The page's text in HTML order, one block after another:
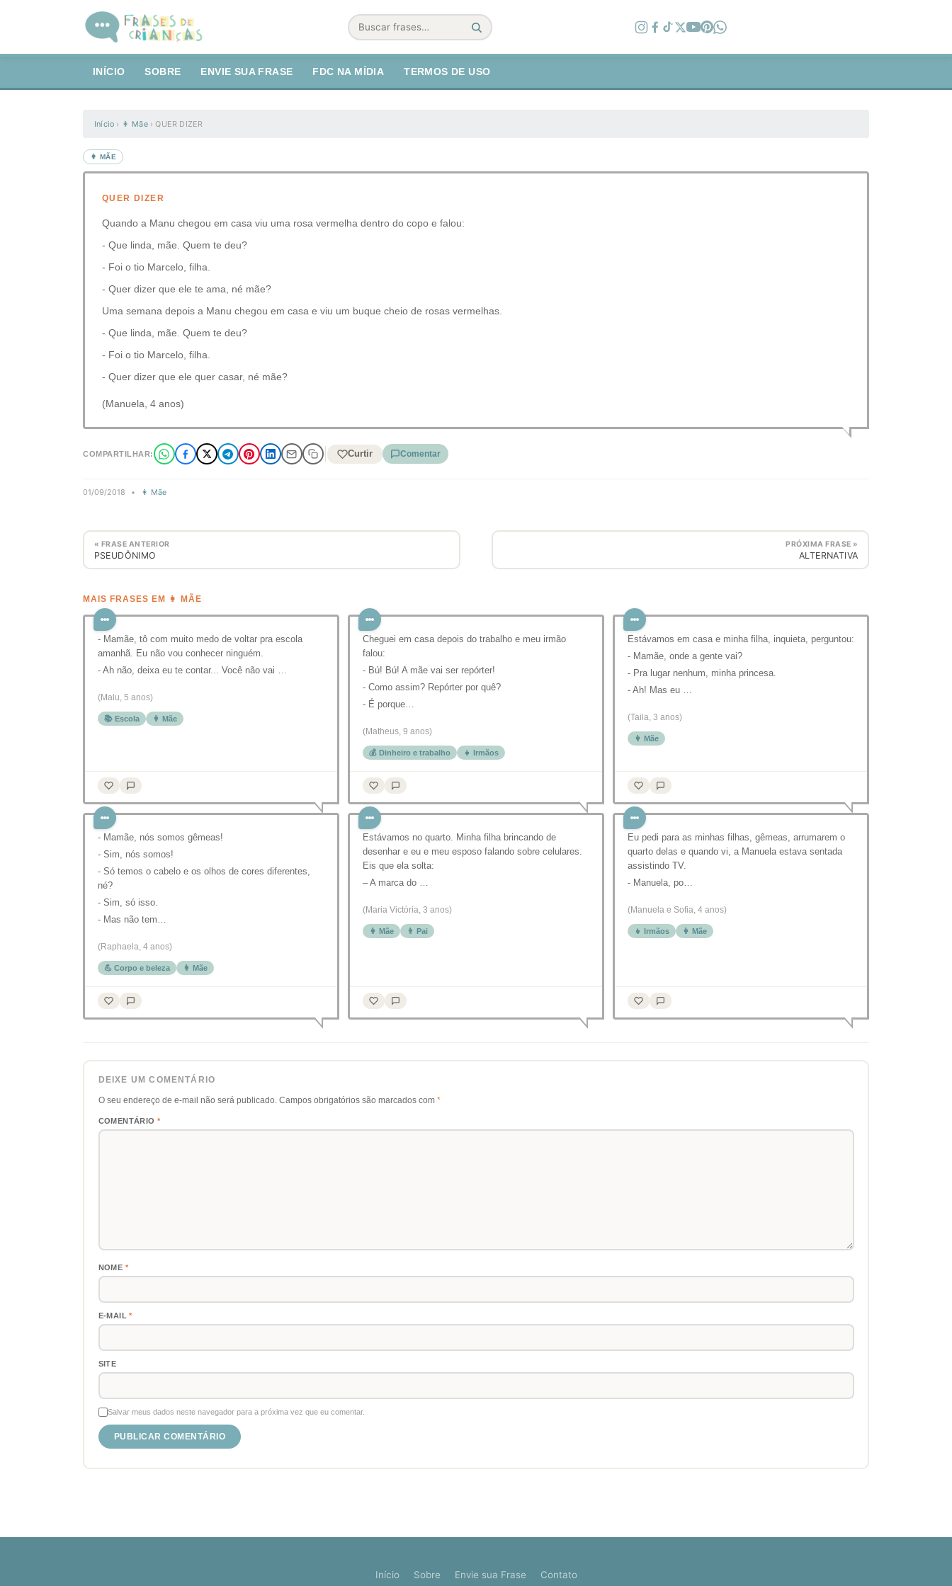
Buscar
INÍCIO SOBRE ENVIE SUA FRASE FDC NA MÍDIA TERMOS DE USO
Início › 👩 Mãe ›QUER DIZER
👩 MÃE
QUER DIZER
Quando a Manu chegou em casa viu uma rosa vermelha dentro do copo e falou:
- Que linda, mãe. Quem te deu?
- Foi o tio Marcelo, filha.
- Quer dizer que ele te ama, né mãe?
Uma semana depois a Manu chegou em casa e viu um buque cheio de rosas vermelhas.
- Que linda, mãe. Quem te deu?
- Foi o tio Marcelo, filha.
- Quer dizer que ele quer casar, né mãe?
(Manuela, 4 anos)
COMPARTILHAR: Curtir Comentar
01/09/2018 • 👩 Mãe
« FRASE ANTERIOR
PSEUDÔNIMO
PRÓXIMA FRASE »
ALTERNATIVA
MAIS FRASES EM 👩 MÃE
- Mamãe, tô com muito medo de voltar pra escola
amanhã. Eu não vou conhecer ninguém.
- Ah não, deixa eu te contar... Você não vai …
(Malu, 5 anos)
📚 Escola 👩 Mãe
Cheguei em casa depois do trabalho e meu irmão
falou:
- Bú! Bú! A mãe vai ser repórter!
- Como assim? Repórter por quê?
- É porque…
(Matheus, 9 anos)
💰 Dinheiro e trabalho 👧 Irmãos
Estávamos em casa e minha filha, inquieta, perguntou:
- Mamãe, onde a gente vai?
- Pra lugar nenhum, minha princesa.
- Ah! Mas eu …
(Taila, 3 anos)
👩 Mãe
- Mamãe, nós somos gêmeas!
- Sim, nós somos!
- Só temos o cabelo e os olhos de cores diferentes,
né?
- Sim, só isso.
- Mas não tem…
(Raphaela, 4 anos)
💪 Corpo e beleza 👩 Mãe
Estávamos no quarto. Minha filha brincando de
desenhar e eu e meu esposo falando sobre celulares.
Eis que ela solta:
– A marca do …
(Maria Victória, 3 anos)
👩 Mãe 👨 Pai
Eu pedi para as minhas filhas, gêmeas, arrumarem o
quarto delas e quando vi, a Manuela estava sentada
assistindo TV.
- Manuela, po…
(Manuela e Sofia, 4 anos)
👧 Irmãos 👩 Mãe
DEIXE UM COMENTÁRIO
O seu endereço de e-mail não será publicado. Campos obrigatórios são marcados com *
COMENTÁRIO *
NOME *
E-MAIL*
SITE
Salvar meus dados neste navegador para a próxima vez que eu comentar.
Início Sobre Envie sua Frase Contato